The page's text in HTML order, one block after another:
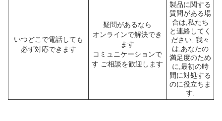
いつどこで電話しても
必ず対応できます
疑問があるなら
オンラインで解決でき
ます
コミュニケーションで
す ご相談を歓迎します
製品に関する
質問がある場
合は,私たち
と連絡してく
ださい. 我々
は,あなたの
満足度のため
に,最初の時
間に対処する
のに役立ちま
す.